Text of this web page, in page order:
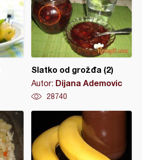
Slatko od grožđa (2)
Autor: Dijana Ademovic
28740